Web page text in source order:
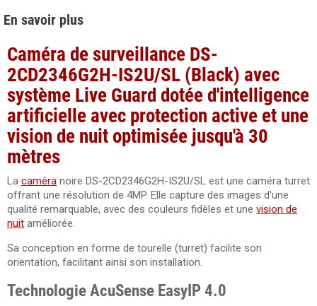
En savoir plus
Caméra de surveillance DS-
2CD2346G2H-IS2U/SL (Black) avec
système Live Guard dotée d'intelligence
artificielle avec protection active et une
vision de nuit optimisée jusqu'à 30
mètres
La caméra noire DS-2CD2346G2H-IS2U/SL est une caméra turret
offrant une résolution de 4MP. Elle capture des images d'une
qualité remarquable, avec des couleurs fidèles et une vision de
nuit améliorée.
Sa conception en forme de tourelle (turret) facilite son
orientation, facilitant ainsi son installation.
Technologie AcuSense EasyIP 4.0